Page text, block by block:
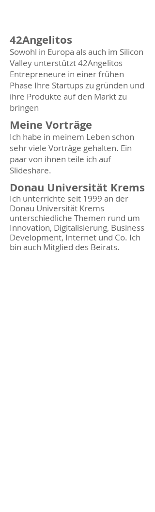
42Angelitos
Sowohl in Europa als auch im Silicon
Valley unterstützt 42Angelitos
Entrepreneure in einer frühen
Phase Ihre Startups zu gründen und
ihre Produkte auf den Markt zu
bringen
Meine Vorträge
Ich habe in meinem Leben schon
sehr viele Vorträge gehalten. Ein
paar von ihnen teile ich auf
Slideshare.
Donau Universität Krems
Ich unterrichte seit 1999 an der
Donau Universität Krems
unterschiedliche Themen rund um
Innovation, Digitalisierung, Business
Development, Internet und Co. Ich
bin auch Mitglied des Beirats.